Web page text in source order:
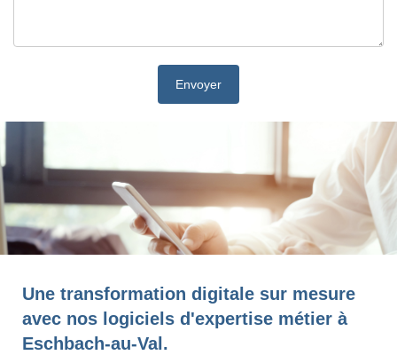
Une transformation digitale sur mesure
avec nos logiciels d'expertise métier à
Eschbach-au-Val.